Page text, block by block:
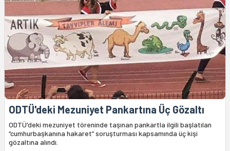
ODTÜ'deki Mezuniyet Pankartına Üç Gözaltı
ODTÜ'deki mezuniyet töreninde taşınan pankartla ilgili başlatılan
“cumhurbaşkanına hakaret” soruşturması kapsamında üç kişi
gözaltına alındı.